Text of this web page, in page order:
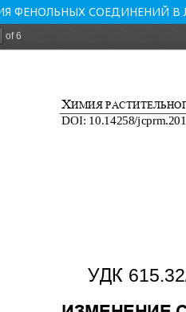
ФЕНОЛЬНЫХ СОЕДИНЕНИЙ